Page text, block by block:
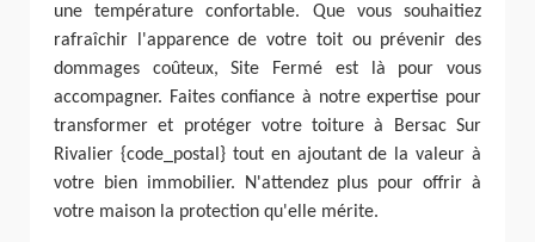
une température confortable. Que vous souhaitiez
rafraîchir l'apparence de votre toit ou prévenir des
dommages coûteux, Site Fermé est là pour vous
accompagner. Faites confiance à notre expertise pour
transformer et protéger votre toiture à Bersac Sur
Rivalier {code_postal} tout en ajoutant de la valeur à
votre bien immobilier. N'attendez plus pour offrir à
votre maison la protection qu'elle mérite.